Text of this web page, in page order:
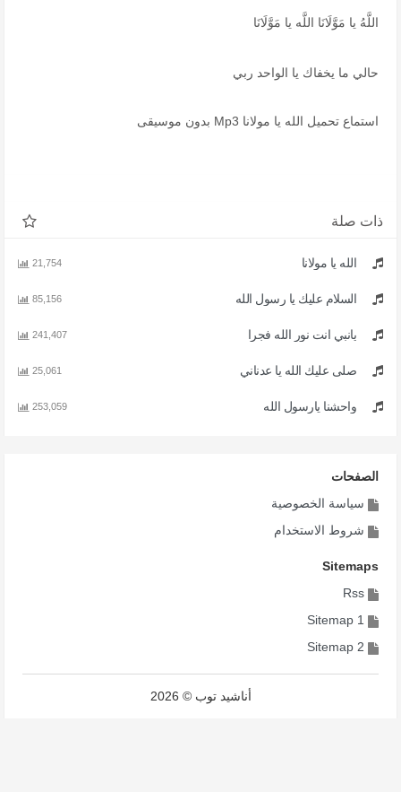
اللَّهُ يا مَوَّلَانَا اللَّه يا مَوَّلَانَا
حالي ما يخفاك يا الواحد ربي
استماع تحميل الله يا مولانا Mp3 بدون موسيقى
ذات صلة
الله يا مولانا 21,754
السلام عليك يا رسول الله 85,156
يانبي انت نور الله فجرا 241,407
صلى عليك الله يا عدناني 25,061
واحشنا يارسول الله 253,059
الصفحات
سياسة الخصوصية
شروط الاستخدام
Sitemaps
Rss
Sitemap 1
Sitemap 2
أناشيد توب © 2026